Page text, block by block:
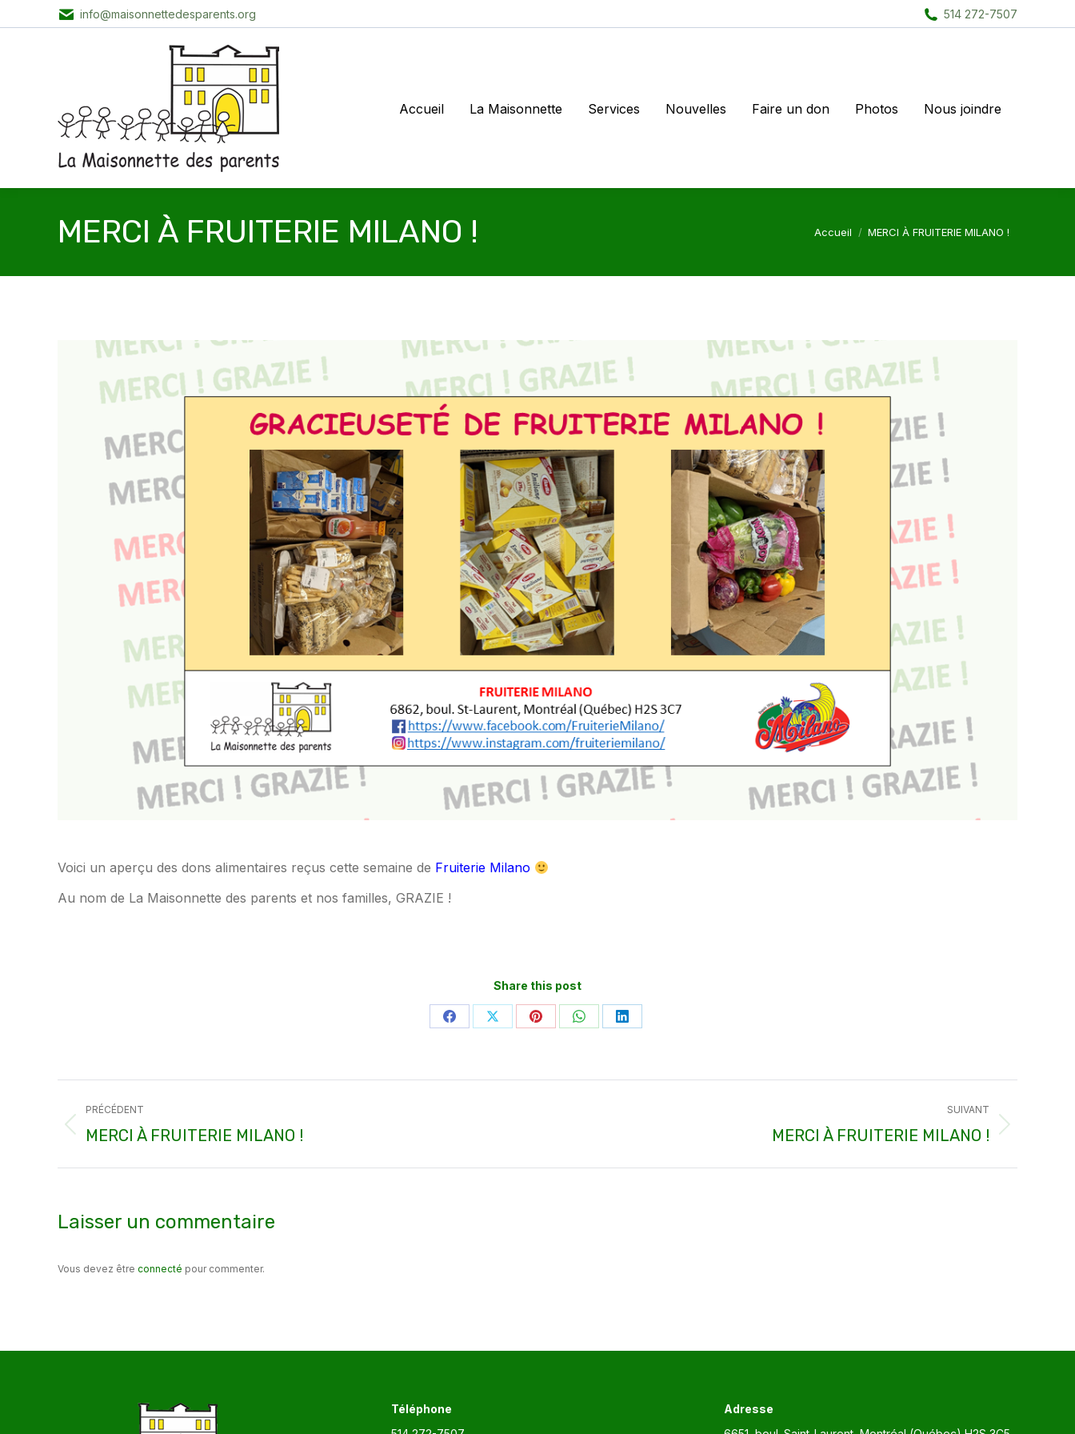
info@maisonnettedesparents.org 514 272-7507
Accueil La Maisonnette Services Nouvelles Faire un don Photos Nous joindre
MERCI À FRUITERIE MILANO ! Vous êtes ici :
Accueil MERCI À FRUITERIE MILANO !
Voici un aperçu des dons alimentaires reçus cette semaine de Fruiterie Milano
Au nom de La Maisonnette des parents et nos familles, GRAZIE !
Share this post
PartagerPartagerPartagerPartagerPartager
Navigation
article
PRÉCÉDENT
Article
MERCI À FRUITERIE MILANO !
SUIVANT
MERCI À FRUITERIE MILANO !
Laisser un commentaire
Vous devez être connecté pour commenter.
Téléphone
Adresse